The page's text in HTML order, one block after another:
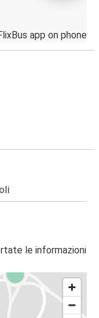
le informazioni